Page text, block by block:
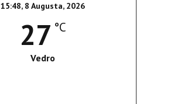
15:48, 8 Augusta, 2026
27 °C
Vedro